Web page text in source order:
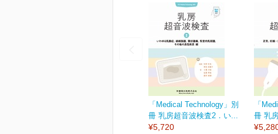
「Medical Technology」別
冊 乳房超音波検査2．い...
¥5,720
「
冊 乳